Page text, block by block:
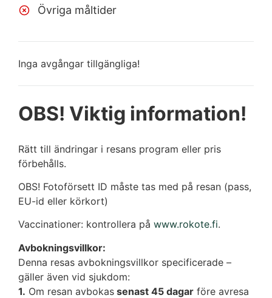
Övriga måltider
Inga avgångar tillgängliga!
OBS! Viktig information!
Rätt till ändringar i resans program eller pris
förbehålls.
OBS! Fotoförsett ID måste tas med på resan (pass,
EU-id eller körkort)
Vaccinationer: kontrollera på www.rokote.fi.
Avbokningsvillkor:
Denna resas avbokningsvillkor specificerade –
gäller även vid sjukdom:
1. Om resan avbokas senast 45 dagar före avresa